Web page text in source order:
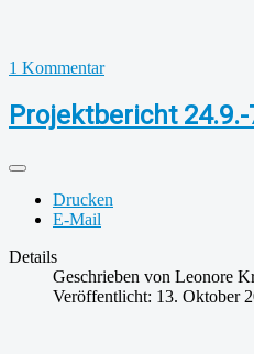
1 Kommentar
Projektbericht 24.9.-
Drucken
E-Mail
Details
Geschrieben von Leonore
Veröffentlicht: 13. Oktober